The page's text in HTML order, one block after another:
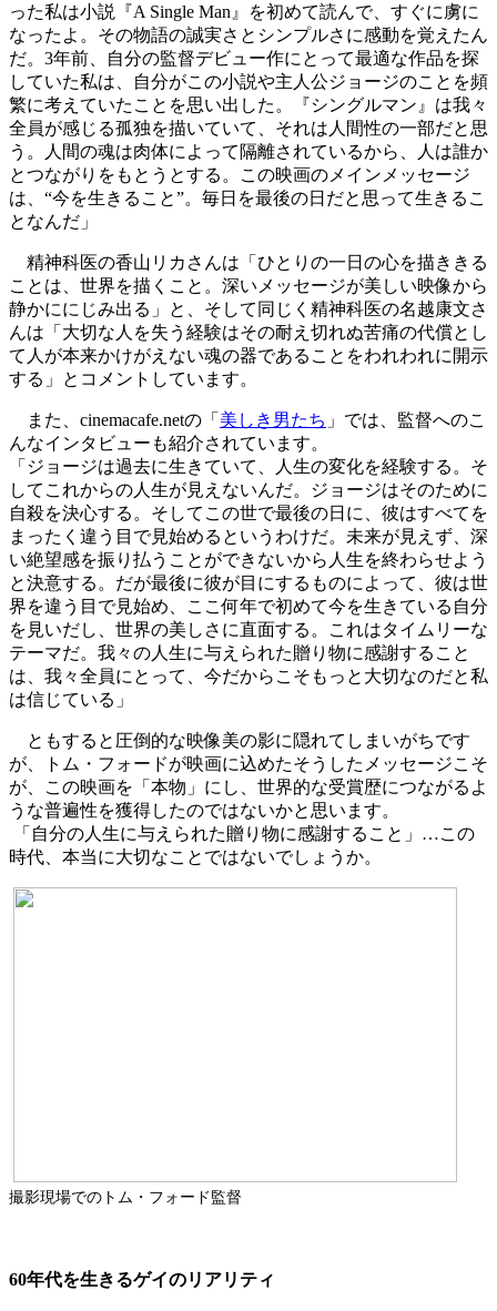
った私は小説『A Single Man 』を初めて読んで、すぐに虜に
なったよ。その物語の誠実さとシンプルさに感動を覚えたん
だ。 3年前、自分の監督デビュー作にとって最適な作品を探
していた私は、自分がこの小説や主人公ジョージのことを頻
繁に考えていたことを思い出した。『シングルマン』は我々
全員が感じる孤独を描いていて、それは人間性の一部だと思
う。人間の魂は肉体によって隔離されているから、人は誰か
とつながりをもとうとする。この映画のメインメッセージ
は、 “今を生きること”。毎日を最後の日だと思って生きるこ
となんだ」
精神科医の香山リカさんは「ひとりの一日の心を描ききる
ことは、世界を描くこと。深いメッセージが美しい映像から
静かににじみ出る」と、そして同じく精神科医の名越康文さ
んは「大切な人を失う経験はその耐え切れぬ苦痛の代償とし
て人が本来かけがえない魂の器であることをわれわれに開示
する」とコメントしています。
また、 cinemacafe.netの「 美しき男たち 」 では、監督へのこ
んなインタビューも紹介されています。
「ジョージは過去に生きていて、人生の変化を経験する。そ
してこれからの人生が見えないんだ。ジョージはそのために
自殺を決心する。そしてこの世で最後の日に、彼はすべてを
まったく違う目で見始めるというわけだ。未来が見えず、深
い絶望感を振り払うことができないから人生を終わらせよう
と決意する。だが最後に彼が目にするものによって、彼は世
界を違う目で見始め、ここ何年で初めて今を生きている自分
を見いだし、世界の美しさに直面する。これはタイムリーな
テーマだ。我々の人生に与えられた贈り物に感謝すること
は、我々全員にとって、今だからこそもっと大切なのだと私
は信じている」
ともすると圧倒的な映像美の影に隠れてしまいがちです
が、トム・フォードが映画に込めたそうしたメッセージこそ
が、この映画を「本物」にし、世界的な受賞歴につながるよ
うな普遍性を獲得したのではないかと思います。
「自分の人生に与えられた贈り物に感謝すること」…この
時代、本当に大切なことではないでしょうか。
撮影現場でのトム・フォード監督
60年代を生きるゲイのリアリティ